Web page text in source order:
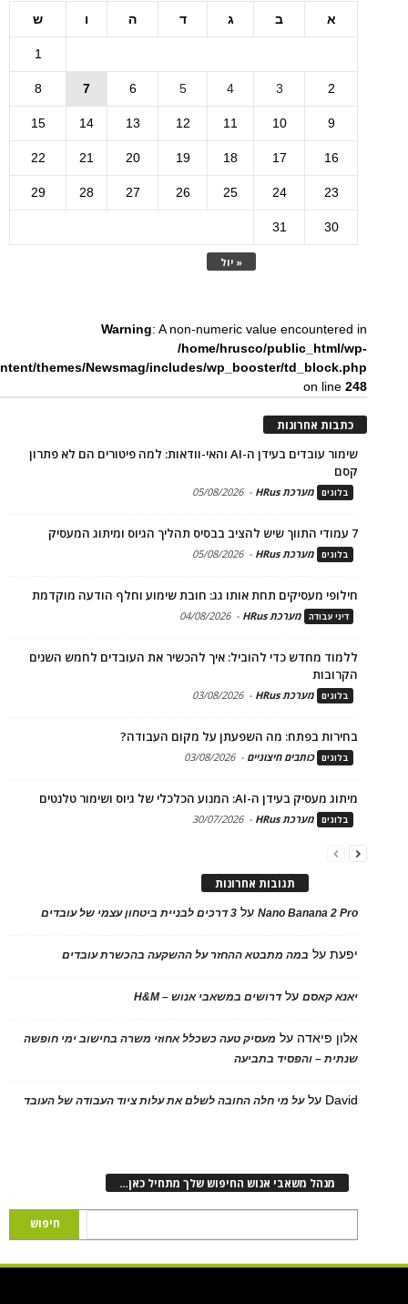
א ב ג ד ה ו ש
« יול
1
2
3
4
5
6
7
8
9
10
11
12
13
14
15
16
17
18
19
20
21
22
23
24
25
26
27
28
29
30
31
Warning: A non-numeric value encountered in
/home/hrusco/public_html/wp-
themes/Newsmag/includes/wp_booster/td_block.php
on line248
כתבות אחרונות
שימור עובדים בעידן ה-AI והאי-וודאות: למה פיטורים הם לא פתרון
קסם
בלוגים מערכת HRus -
05/08/2026
7 עמודי התווך שיש להציב בבסיס תהליך הגיוס ומיתוג המעסיק
בלוגים מערכת HRus -
05/08/2026
חילופי מעסיקים תחת אותו גג: חובת שימוע וחלף הודעה מוקדמת
דיני עבודה מערכת HRus -
04/08/2026
ללמוד מחדש כדי להוביל: איך להכשיר את העובדים לחמש השנים
הקרובות
בלוגים מערכת HRus -
03/08/2026
בחירות בפתח: מה השפעתן על מקום העבודה?
בלוגים כותבים חיצוניים -
03/08/2026
מיתוג מעסיק בעידן ה-AI: המנוע הכלכלי של גיוס ושימור טלנטים
בלוגים מערכת HRus -
30/07/2026
תגובות אחרונות
Nano Banana 2 Proעל 3 דרכים לבניית ביטחון עצמי של עובדים
יפעתעל במה מתבטא ההחזר על ההשקעה בהכשרת עובדים
יאנא קאסםעלדרושים במשאבי אנוש – H&M
אלון פיאדה על מעסיק טעה כשכלל אחוזי משרה בחישוב ימי חופשה
שנתית – והפסיד בתביעה
David עלעל מי חלה החובה לשלם את עלות ציוד העבודה של העובד
מנהל משאבי אנוש החיפוש שלך מתחיל כאן…